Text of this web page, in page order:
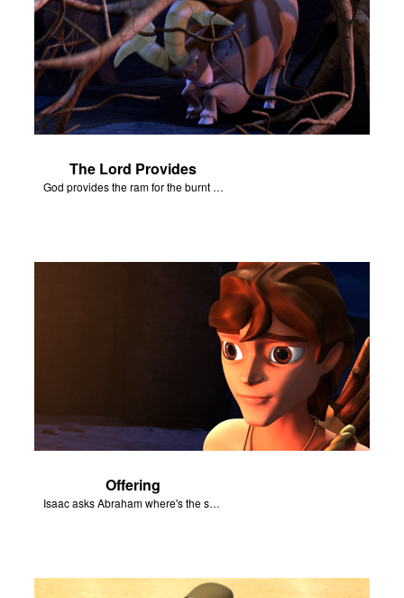
The Lord Provides
God provides the ram for the burnt offering.
Offering
Isaac asks Abraham where's the sheep for the burnt offering.